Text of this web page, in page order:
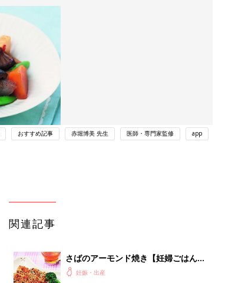
おすすめ記事 赤堀博美 先生 医師・専門家監修 app
関連記事
さばのアーモンド焼き【妊婦ごはん・
大人2人分】
妊娠・出産